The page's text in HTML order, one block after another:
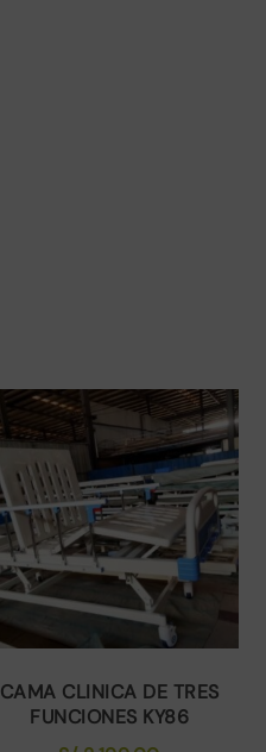
CAMA CLINICA DE TRES
FUNCIONES KY86